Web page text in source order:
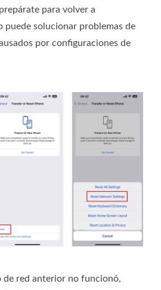
para volver a
puede solucionar problemas de
​​por configuraciones de
de red anterior no funcionó,